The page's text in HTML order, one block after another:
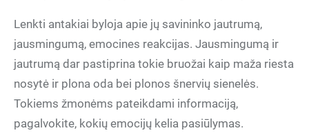
Lenkti antakiai byloja apie jų savininko jautrumą,
jausmingumą, emocines reakcijas. Jausmingumą ir
jautrumą dar pastiprina tokie bruožai kaip maža riesta
nosytė ir plona oda bei plonos šnervių sienelės.
Tokiems žmonėms pateikdami informaciją,
pagalvokite, kokių emocijų kelia pasiūlymas.